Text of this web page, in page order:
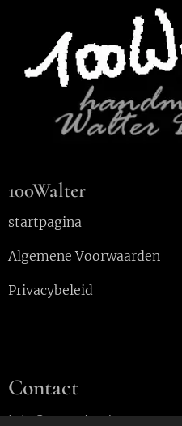
100Walter
startpagina
Algemene Voorwaarden
Privacybeleid
Contact
info@100walter.be